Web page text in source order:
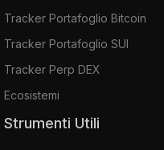
Tracker Portafoglio Bitcoin
Tracker Portafoglio SUI
Tracker Perp DEX
Ecosistemi
Strumenti Utili